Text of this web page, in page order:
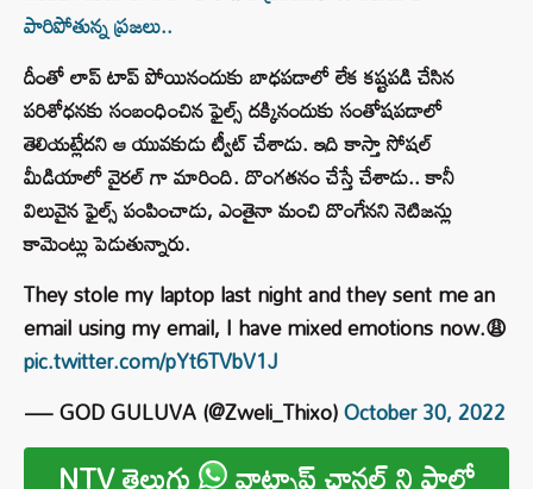
పారిపోతున్న ప్రజలు..
దీంతో లాప్ టాప్ పోయినందుకు బాధపడాలో లేక కష్టపడి చేసిన
పరిశోధనకు సంబంధించిన ఫైల్స్ దక్కినందుకు సంతోషపడాలో
తెలియట్లేదని ఆ యువకుడు ట్వీట్ చేశాడు. ఇది కాస్తా సోషల్
మీడియాలో వైరల్ గా మారింది. దొంగతనం చేస్తే చేశాడు.. కానీ
విలువైన ఫైల్స్ పంపించాడు, ఎంతైనా మంచి దొంగేనని నెటిజన్లు
కామెంట్లు పెడుతున్నారు.
They stole my laptop last night and they sent me an
email using my email, I have mixed emotions now.😩
pic.twitter.com/pYt6TVbV1J
— GOD GULUVA (@Zweli_Thixo)October 30, 2022